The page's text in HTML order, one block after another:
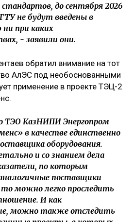
до сентября 2026
не будут введены в
при каких
- заявили они.
обратил внимание на тот
АлЭС под необоснованными
применение в проекте ТЭЦ-2
ТЭО КазНИПИ Энергопром
в качестве единственно
оборудования.
и со знанием дела
по которым
поставщики
то можно легко проследить
И как
можно также отследить